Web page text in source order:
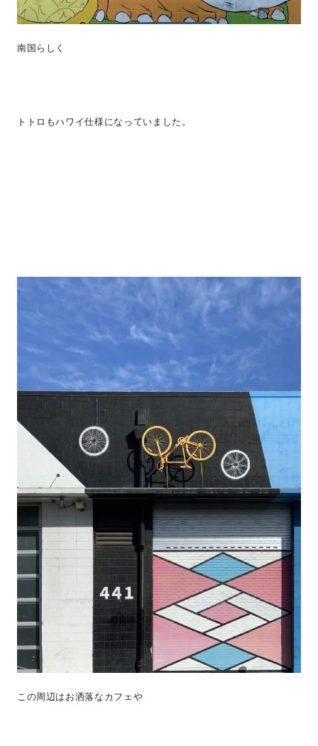
南国らしく
トトロもハワイ仕様になっていました。
この周辺はお洒落なカフェや